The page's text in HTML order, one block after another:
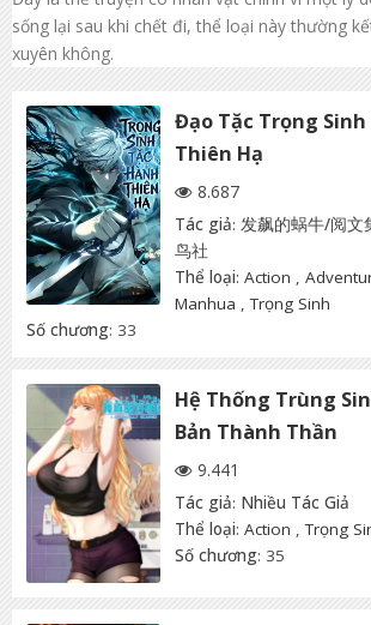
sống lại sau khi chết đi, thể loại này thường
xuyên không.
Đạo Tặc Trọng
Thiên Hạ
8.687
Tác giả: 发飙的蜗牛/阅文
鸟社
Thể loại: Action ,
Manhua ,Trọng Sinh
Số chương: 33
Hệ Thống Trùng
Bản Thành Thần
9.441
Tác giả: Nhiều Tác Giả
Thể loại: Action ,Trọng
Số chương: 35